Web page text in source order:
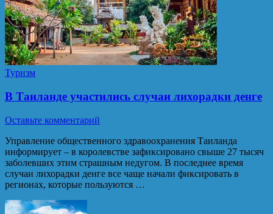
Туризм
В Таиланде участились случаи лихорадки денге
Оставьте комментарий
Управление общественного здравоохранения Таиланда
информирует – в королевстве зафиксировано свыше 27 тысяч
заболевших этим страшным недугом. В последнее время
случаи лихорадки денге все чаще начали фиксировать в
регионах, которые пользуются …